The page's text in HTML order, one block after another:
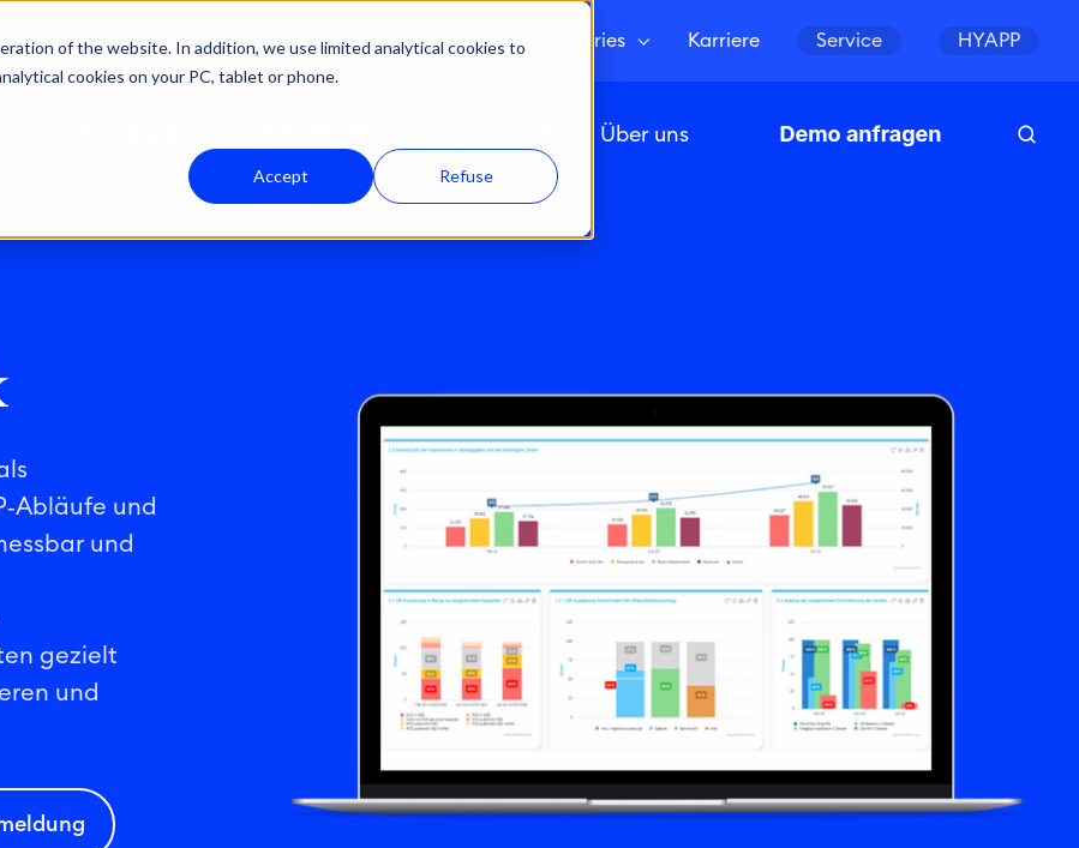
of the website. In addition, we use limited analytical cookies to
cookies on your PC, tablet or phone.
Accept Refuse
Countries Karriere Service HYAPP
Über uns
und
und
gezielt
und